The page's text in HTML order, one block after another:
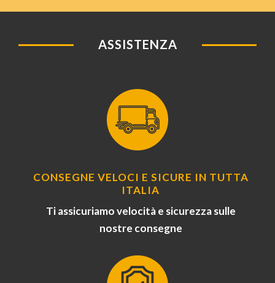
ASSISTENZA
CONSEGNE VELOCI E SICURE IN TUTTA
ITALIA
Ti assicuriamo velocità e sicurezza sulle
nostre consegne